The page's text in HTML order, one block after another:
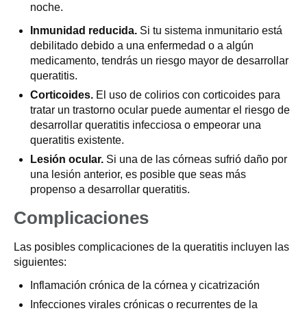
noche.
Inmunidad reducida. Si tu sistema inmunitario está
debilitado debido a una enfermedad o a algún
medicamento, tendrás un riesgo mayor de desarrollar
queratitis.
Corticoides. El uso de colirios con corticoides para
tratar un trastorno ocular puede aumentar el riesgo de
desarrollar queratitis infecciosa o empeorar una
queratitis existente.
Lesión ocular. Si una de las córneas sufrió daño por
una lesión anterior, es posible que seas más
propenso a desarrollar queratitis.
Complicaciones
Las posibles complicaciones de la queratitis incluyen las
siguientes:
Inflamación crónica de la córnea y cicatrización
Infecciones virales crónicas o recurrentes de la